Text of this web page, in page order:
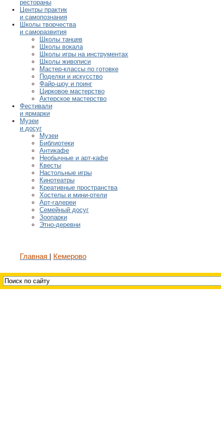
рестораны
Центры практик
и самопознания
Школы творчества
и саморазвития
Школы танцев
Школы вокала
Школы игры на инструментах
Школы живописи
Мастер-классы по готовке
Поделки и искусство
Файр-шоу и поинг
Цирковое мастерство
Актерское мастерство
Фестивали
и ярмарки
Музеи
и досуг
Музеи
Библиотеки
Антикафе
Необычные и арт-кафе
Квесты
Настольные игры
Кинотеатры
Креативные пространства
Хостелы и мини-отели
Арт-галереи
Семейный досуг
Зоопарки
Этно-деревни
Главная Кемерово